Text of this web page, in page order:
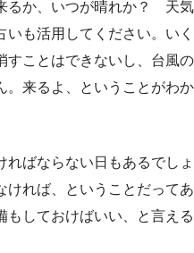
るか、いつが晴れか？ 天気
も活用してください。いく
すことはできないし、台風の
。来るよ、ということがわか
ばならない日もあるでしょ
ければ、ということだってあ
もしておけばいい、と言える